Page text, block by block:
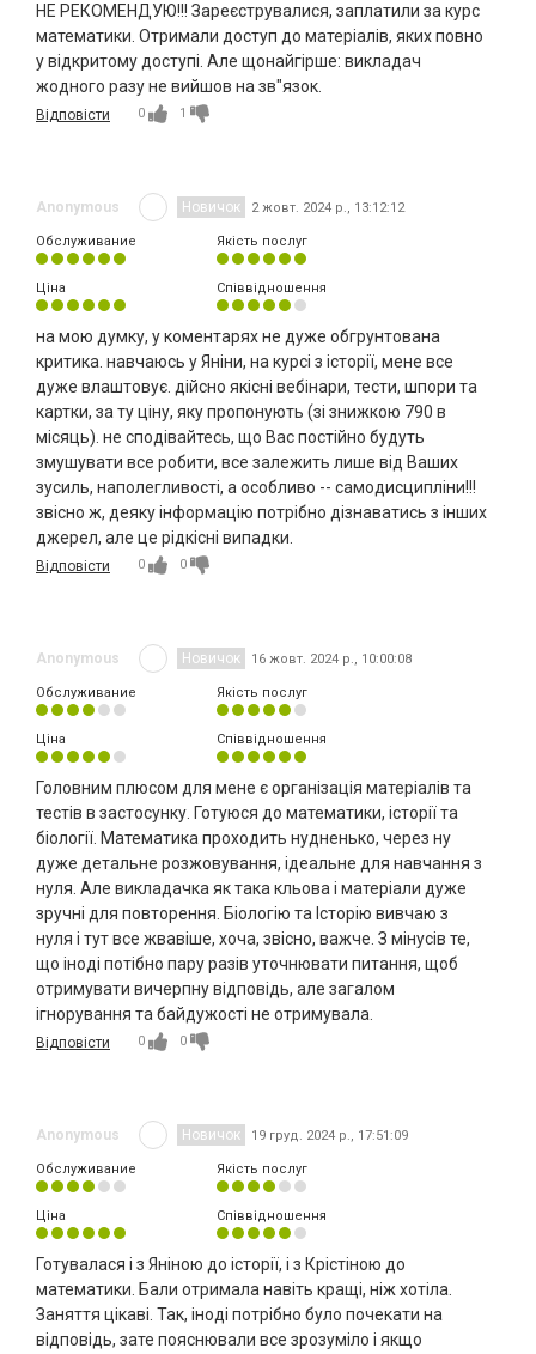
НЕ РЕКОМЕНДУЮ!!! Зареєструвалися, заплатили за курс
математики. Отримали доступ до матеріалів, яких повно
у відкритому доступі. Але щонайгірше: викладач
жодного разу не вийшов на зв"язок.
Відповісти 0 1
Anonymous Новичок 2 жовт. 2024 р., 13:12:12
Обслуживание Якість послуг
Ціна Співвідношення
на мою думку, у коментарях не дуже обгрунтована
критика. навчаюсь у Яніни, на курсі з історії, мене все
дуже влаштовує. дійсно якісні вебінари, тести, шпори та
картки, за ту ціну, яку пропонують (зі знижкою 790 в
місяць). не сподівайтесь, що Вас постійно будуть
змушувати все робити, все залежить лише від Ваших
зусиль, наполегливості, а особливо -- самодисципліни!!!
звісно ж, деяку інформацію потрібно дізнаватись з інших
джерел, але це рідкісні випадки.
Відповісти 0 0
Anonymous Новичок 16 жовт. 2024 р., 10:00:08
Обслуживание Якість послуг
Ціна Співвідношення
Головним плюсом для мене є організація матеріалів та
тестів в застосунку. Готуюся до математики, історії та
біології. Математика проходить нудненько, через ну
дуже детальне розжовування, ідеальне для навчання з
нуля. Але викладачка як така кльова і матеріали дуже
зручні для повторення. Біологію та Історію вивчаю з
нуля і тут все жвавіше, хоча, звісно, важче. З мінусів те,
що іноді потібно пару разів уточнювати питання, щоб
отримувати вичерпну відповідь, але загалом
ігнорування та байдужості не отримувала.
Відповісти 0 0
Anonymous Новичок 19 груд. 2024 р., 17:51:09
Обслуживание Якість послуг
Ціна Співвідношення
Готувалася і з Яніною до історії, і з Крістіною до
математики. Бали отримала навіть кращі, ніж хотіла.
Заняття цікаві. Так, іноді потрібно було почекати на
відповідь, зате пояснювали все зрозуміло і якщо